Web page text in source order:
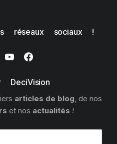
réseaux sociaux !
DeciVision
articles de blog, de nos
et nos actualités !